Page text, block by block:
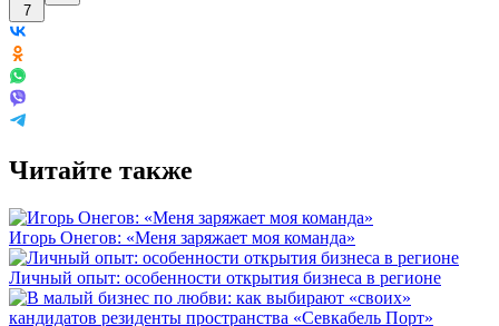
7
Читайте также
Игорь Онегов: «Меня заряжает моя команда»
Личный опыт: особенности открытия бизнеса в регионе